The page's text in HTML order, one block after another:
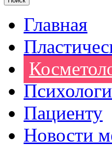
Главная
Пациенту
Новости